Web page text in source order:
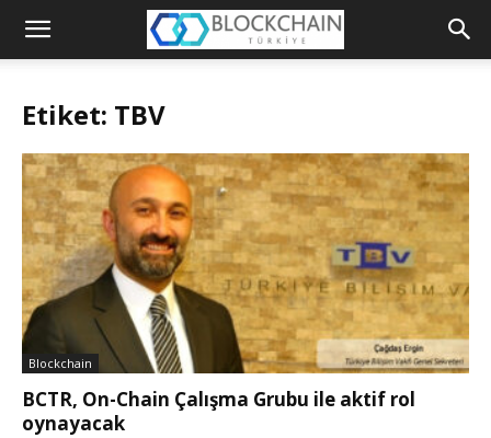
Blockchain
Etiket: TBV
Blockchain
BCTR, On-Chain Çalışma Grubu ile aktif rol
oynayacak